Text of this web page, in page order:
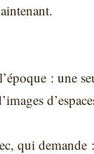
: une
qui